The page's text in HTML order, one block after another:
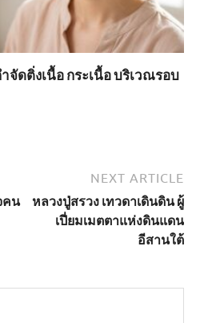
จัดติ่งเนื้อ กระเนื้อ บริเวณรอบ
คน
NEXT ARTICLE
หลวงปู่สรวง เทวดาเดินดิน ผู้
เปี่ยมเมตตาแห่งดินแดน
อีสานใต้